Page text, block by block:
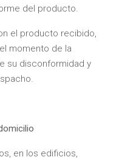
del producto.
el producto recibido,
momento de la
su disconformidad y
en los edificios,